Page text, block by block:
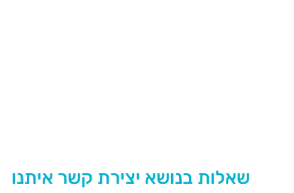
שאלות בנושא יצירת קשר איתנו